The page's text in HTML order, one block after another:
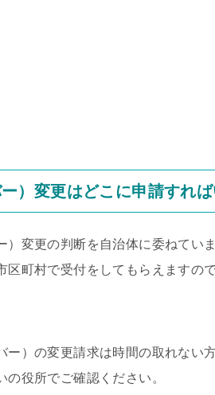
）変更はどこに申請すれば
）変更の判断を自治体に委ねてい
区町村で受付をしてもらえますの
ー）の変更請求は時間の取れない
役所でご確認ください。